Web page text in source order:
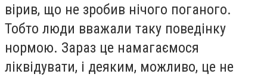
вірив, що не зробив нічого поганого.
Тобто люди вважали таку поведінку
нормою. Зараз це намагаємося
ліквідувати, і деяким, можливо, це не